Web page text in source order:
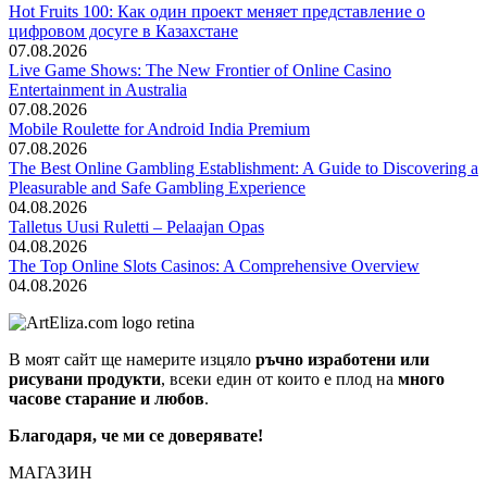
Hot Fruits 100: Как один проект меняет представление о
цифровом досуге в Казахстане
07.08.2026
Live Game Shows: The New Frontier of Online Casino
Entertainment in Australia
07.08.2026
Mobile Roulette for Android India Premium
07.08.2026
The Best Online Gambling Establishment: A Guide to Discovering a
Pleasurable and Safe Gambling Experience
04.08.2026
Talletus Uusi Ruletti – Pelaajan Opas
04.08.2026
The Top Online Slots Casinos: A Comprehensive Overview
04.08.2026
В моят сайт ще намерите изцяло ръчно изработени или
рисувани продукти, всеки един от които е плод на много
часове старание и любов.
Благодаря, че ми се доверявате!
МАГАЗИН